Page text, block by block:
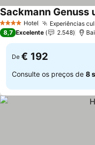
4 EstrelasHotel Experiências
Sackmann Genuss
8,7 Excelente 2.548
De € 192
Consulte os preços de 8